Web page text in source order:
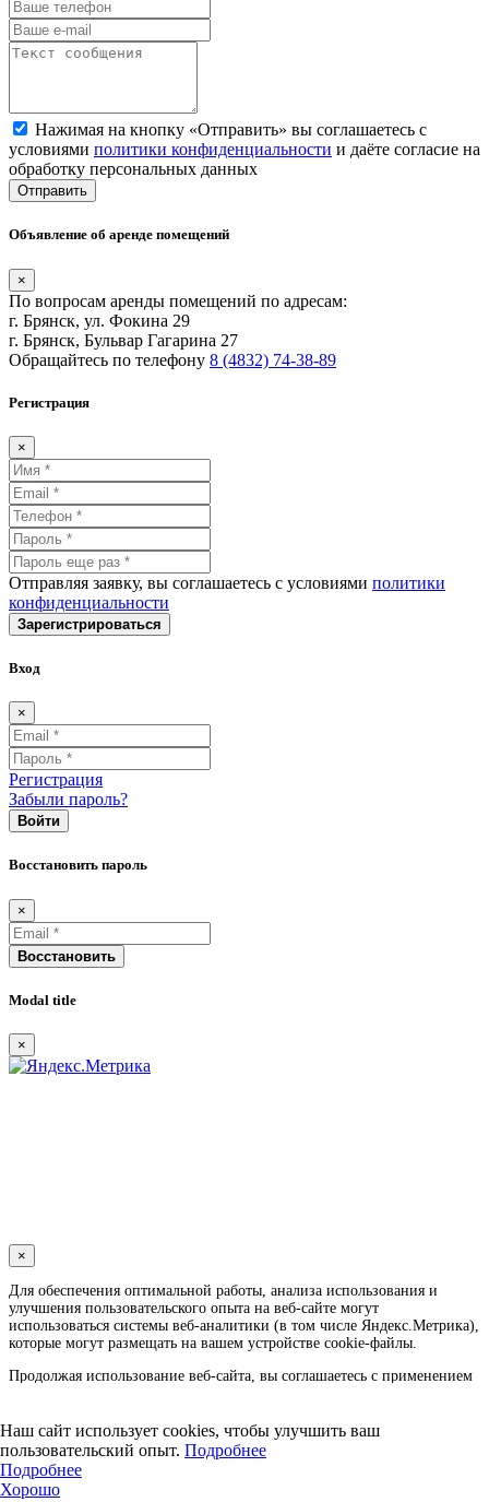
Нажимая на кнопку «Отправить» вы соглашаетесь с
условиями политики конфиденциальности и даёте согласие на
обработку персональных данных
Отправить
Объявление об аренде помещений
×
По вопросам аренды помещений по адресам:
г. Брянск, ул. Фокина 29
г. Брянск, Бульвар Гагарина 27
Обращайтесь по телефону 8 (4832) 74-38-89
Регистрация
×
Отправляя заявку, вы соглашаетесь с условиями политики
конфиденциальности
Зарегистрироваться
Вход
×
Регистрация
Забыли пароль?
Войти
Восстановить пароль
×
Восстановить
Modal title
×
Наш сайт использует cookies, чтобы улучшить ваш
пользовательский опыт. Подробнее
Подробнее
Хорошо
×
Для обеспечения оптимальной работы, анализа использования и
улучшения пользовательского опыта на веб-сайте могут
использоваться системы веб-аналитики (в том числе Яндекс.Метрика),
которые могут размещать на вашем устройстве cookie-файлы.
Продолжая использование веб-сайта, вы соглашаетесь с применением
также заблокировать размещение cookie-файлов, однако при этом
некоторые функции веб-сайта могут быть недоступными в связи с
технологическими ограничениями движка.
Дополнительную информацию вы можете найти в